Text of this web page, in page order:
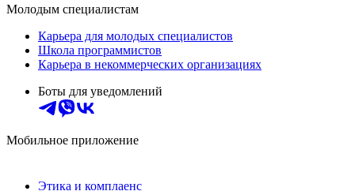
Молодым специалистам
Карьера для молодых специалистов
Школа программистов
Карьера в некоммерческих организациях
Боты для уведомлений
Мобильное приложение
Этика и комплаенс